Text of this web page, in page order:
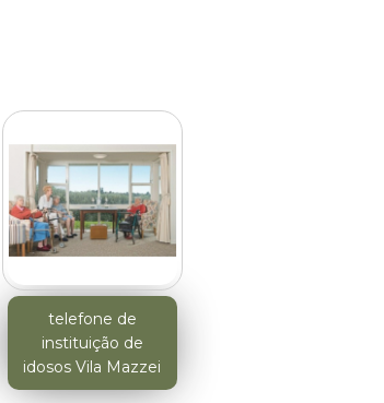
telefone de
instituição de
idosos Vila Mazzei